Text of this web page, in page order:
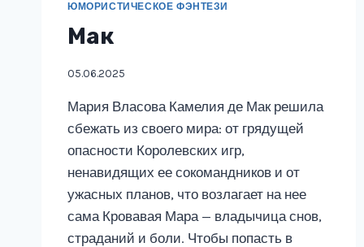
ЮМОРИСТИЧЕСКОЕ ФЭНТЕЗИ
Мак
05.06.2025
Мария Власова Камелия де Мак решила
сбежать из своего мира: от грядущей
опасности Королевских игр,
ненавидящих ее сокомандников и от
ужасных планов, что возлагает на нее
сама Кровавая Мара — владычица снов,
страданий и боли. Чтобы попасть в